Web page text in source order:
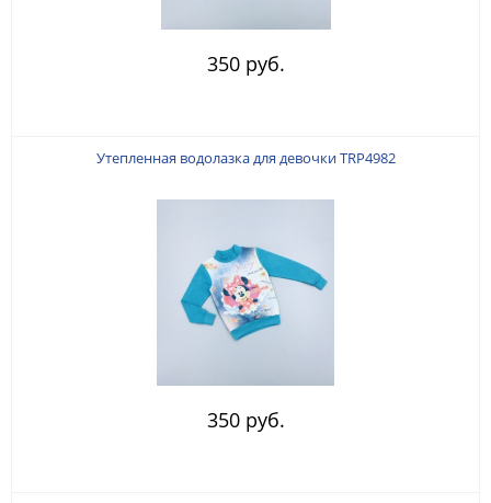
350 руб.
Утепленная водолазка для девочки TRP4982
350 руб.